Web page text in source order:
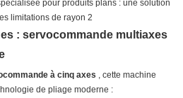
: servocommande multiaxes
à cinq axes , cette machine
de pliage moderne :